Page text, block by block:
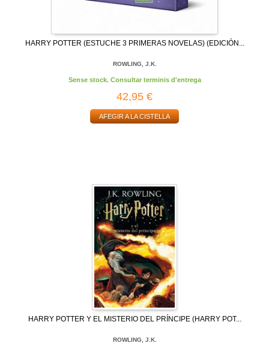
HARRY POTTER (ESTUCHE 3 PRIMERAS NOVELAS) (EDICIÓN...
ROWLING, J.K.
Sense stock. Consultar terminis d'entrega
42,95 €
AFEGIR A LA CISTELLA
HARRY POTTER Y EL MISTERIO DEL PRÍNCIPE (HARRY POT...
ROWLING, J.K.